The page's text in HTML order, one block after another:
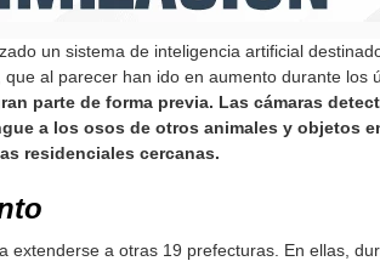
un sistema de inteligencia artificial
al parecer han ido en aumento durante los
parte de forma previa. Las cámaras
a los osos de otros animales y objetos
residenciales cercanas.
extenderse a otras 19 prefecturas. En ellas,